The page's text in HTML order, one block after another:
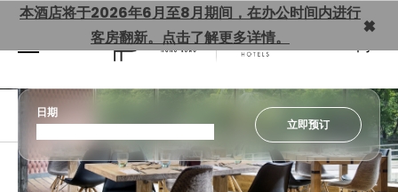
本酒店将于2026年6月至8月期间，在办公时间内进行
客房翻新。点击了解更多详情。
×
简
日期
立即预订